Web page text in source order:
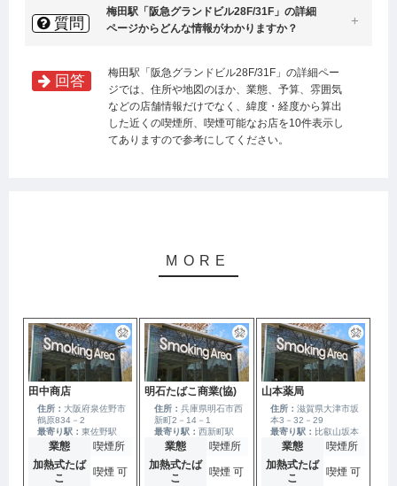
質問
梅田駅「阪急グランドビル28F/31F」の詳細
ページからどんな情報がわかりますか？
回答
梅田駅「阪急グランドビル28F/31F」の詳細ペー
ジでは、住所や地図のほか、業態、予算、雰囲気
などの店舗情報だけでなく、緯度・経度から算出
した近くの喫煙所、喫煙可能なお店を10件表示し
てありますので参考にしてください。
田中商店
住所： 大阪府泉佐野市
鶴原834－2
最寄り駅：東佐野駅
業態
喫煙所
加熱式たば
こ
喫煙 可
明石たばこ商業(協)
住所： 兵庫県明石市西
新町2－14－1
最寄り駅： 西新町駅
業態
喫煙所
加熱式たば
こ
喫煙 可
山本薬局
住所：滋賀県大津市坂
本3－32－29
最寄り駅： 比叡山坂本
業態
喫煙所
加熱式たば
こ
喫煙 可